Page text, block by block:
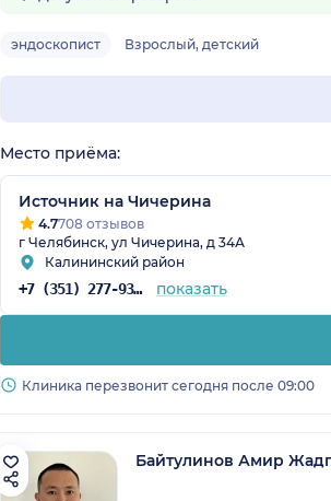
эндоскопист Взрослый, детский
Место приёма:
Источник на Чичерина
4.7708 отзывов
г Челябинск, ул Чичерина, д 34А
Калининский район
+7 (351) 277-93-31 показать
Клиника перезвонит сегодня после 09:00
Байтулинов Амир